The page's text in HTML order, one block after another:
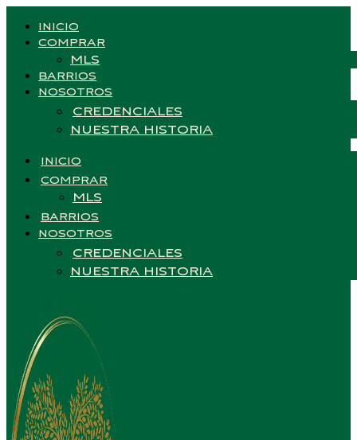
INICIO
COMPRAR
MLS
BARRIOS
NOSOTROS
CREDENCIALES
NUESTRA HISTORIA
INICIO
COMPRAR
MLS
BARRIOS
NOSOTROS
CREDENCIALES
NUESTRA HISTORIA